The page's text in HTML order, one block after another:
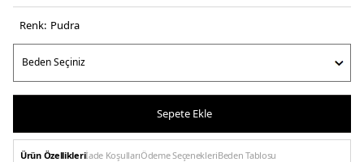
Renk: pudra
Sepete Ekle
Ürün Özellikleriİade KoşullarıÖdeme SeçenekleriBeden Tablosu